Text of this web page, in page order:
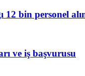
12 bin personel
ve iş başvurusu